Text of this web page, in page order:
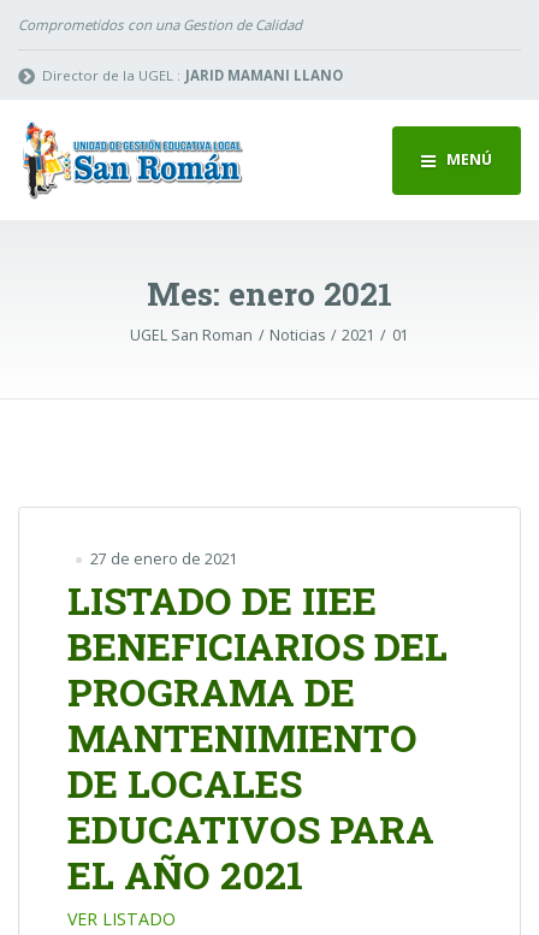
Comprometidos con una Gestion de Calidad
Director de la UGEL : JARID MAMANI LLANO
MENÚ
Mes: enero 2021
UGEL San Roman Noticias 2021 01
27 de enero de 2021
LISTADO DE IIEE
BENEFICIARIOS DEL
PROGRAMA DE
MANTENIMIENTO
DE LOCALES
EDUCATIVOS PARA
EL AÑO 2021
VER LISTADO